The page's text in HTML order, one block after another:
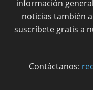
información
noticias también
suscríbete gratis a
Contáctanos: